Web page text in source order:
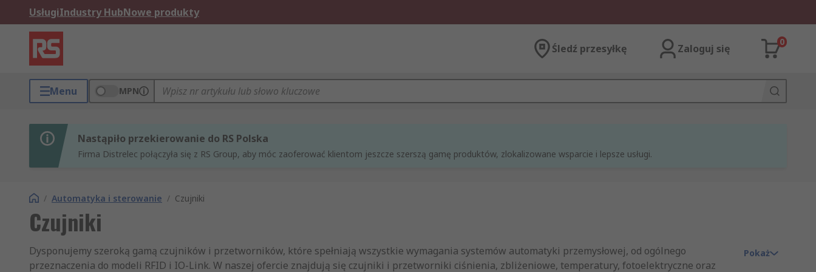
UsługiIndustry HubNowe produkty
Śledź przesyłkę Zaloguj się
0
Menu MPN
Nastąpiło przekierowanie do RS Polska
Firma Distrelec połączyła się z RS Group, aby móc zaoferować klientom jeszcze szerszą gamę produktów, zlokalizowane wsparcie i lepsze usługi.
/ Automatyka i sterowanie / Czujniki
Czujniki
Dysponujemy szeroką gamą czujników i przetworników, które spełniają wszystkie wymagania systemów automatyki przemysłowej, od ogólnego
przeznaczenia do modeli RFID i IO-Link. W naszej ofercie znajdują się czujniki i przetworniki ciśnienia, zbliżeniowe, temperatury, fotoelektryczne oraz
Pokaż